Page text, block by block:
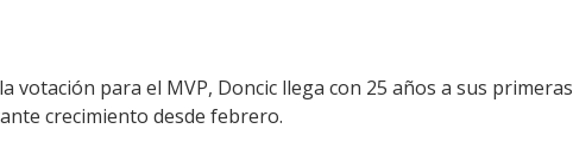
para el MVP, Doncic llega con 25 años a sus primeras
crecimiento desde febrero.